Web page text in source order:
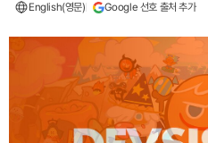
English(영문) Google 선호 출처 추가